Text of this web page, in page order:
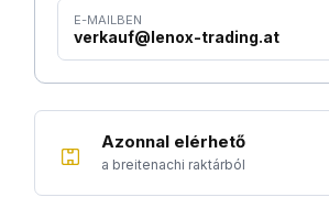
E-MAILBEN
verkauf@lenox-trading.at
Azonnal elérhető
a breitenachi raktárból